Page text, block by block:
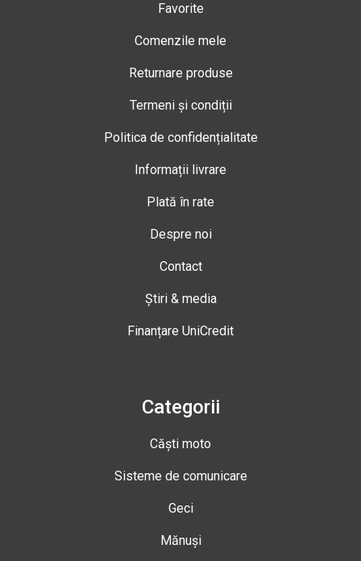
Favorite
Comenzile mele
Returnare produse
Termeni și condiții
Politica de confidențialitate
Informații livrare
Plată în rate
Despre noi
Contact
Știri & media
Finanțare UniCredit
Categorii
Căști moto
Sisteme de comunicare
Geci
Mănuși